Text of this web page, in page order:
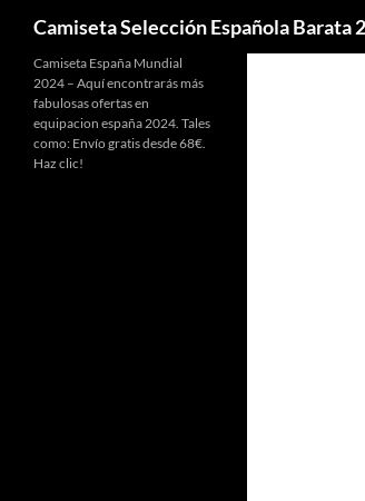
Camiseta Selección Española Barata
Camiseta España Mundial
2024 – Aquí encontrarás más
fabulosas ofertas en
equipacion españa 2024. Tales
como: Envío gratis desde 68€.
Haz clic!